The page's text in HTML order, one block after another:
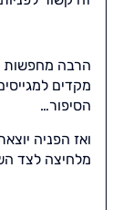
הרבה מחפשות
מקדים
הסיפור…
ואז הפניה
מלחיצה לצד